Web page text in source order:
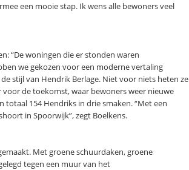
een mooie stap. Ik wens alle bewoners veel
“De woningen die er stonden waren
we gekozen voor een moderne vertaling
stijl van Hendrik Berlage. Niet voor niets heten ze
voor de toekomst, waar bewoners weer nieuwe
154 Hendriks in drie smaken. “Met een
in Spoorwijk”, zegt Boelkens.
Met groene schuurdaken, groene
tegen een muur van het